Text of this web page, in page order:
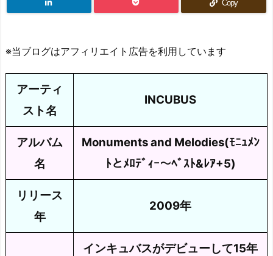
Copy
※当ブログはアフィリエイト広告を利用しています
アーティ
スト名
INCUBUS
アルバム
名
Monuments and Melodies(ﾓﾆｭﾒﾝ
ﾄとﾒﾛﾃﾞｨｰ～ﾍﾞｽﾄ&ﾚｱ+5)
リリース
年
2009年
インキュバスがデビューして15年